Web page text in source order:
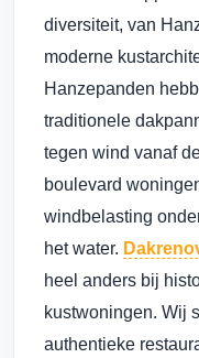
diversiteit, van
moderne
Hanzepanden
traditionele
tegen wind vanaf
boulevard
windbelasting
het water.
heel anders bij
kustwoningen. Wij
authentieke